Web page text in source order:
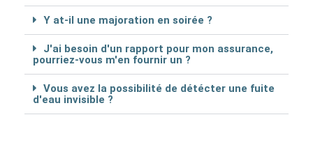
Y at-il une majoration en soirée ?
J'ai besoin d'un rapport pour mon assurance,
pourriez-vous m'en fournir un ?
Vous avez la possibilité de détécter une fuite
d'eau invisible ?